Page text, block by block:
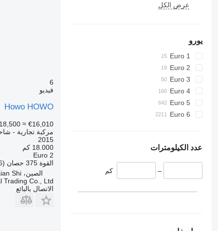
عرض الكل
يورو
Euro 1
Euro 2
Euro 3
Euro 4
Euro 5
Euro 6
عدد الكيلومترات
– كم
6
فيديو
Howo HOWO
≈ €16,010
مركبة تجارية - شاحنة
2015
18.000 كم
Euro 2
القوة 375 حصان (276 kW)
الصين، Taian Shi
Co., Ltd.
الاتصال بالبائع